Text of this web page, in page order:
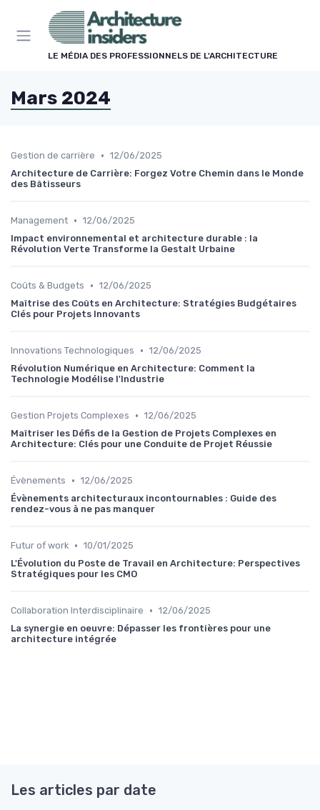
LE MÉDIA DES PROFESSIONNELS DE L'ARCHITECTURE
Mars 2024
Gestion de carrière • 12/06/2025
Architecture de Carrière: Forgez Votre Chemin dans le Monde
des Bâtisseurs
Management • 12/06/2025
Impact environnemental et architecture durable : la
Révolution Verte Transforme la Gestalt Urbaine
Coûts & Budgets • 12/06/2025
Maîtrise des Coûts en Architecture: Stratégies Budgétaires
Clés pour Projets Innovants
Innovations Technologiques • 12/06/2025
Révolution Numérique en Architecture: Comment la
Technologie Modélise l'Industrie
Gestion Projets Complexes • 12/06/2025
Maîtriser les Défis de la Gestion de Projets Complexes en
Architecture: Clés pour une Conduite de Projet Réussie
Évènements • 12/06/2025
Évènements architecturaux incontournables : Guide des
rendez-vous à ne pas manquer
Futur of work • 10/01/2025
L'Évolution du Poste de Travail en Architecture: Perspectives
Stratégiques pour les CMO
Collaboration Interdisciplinaire • 12/06/2025
La synergie en oeuvre: Dépasser les frontières pour une
architecture intégrée
Les articles par date
Panneau de gestion des cookies